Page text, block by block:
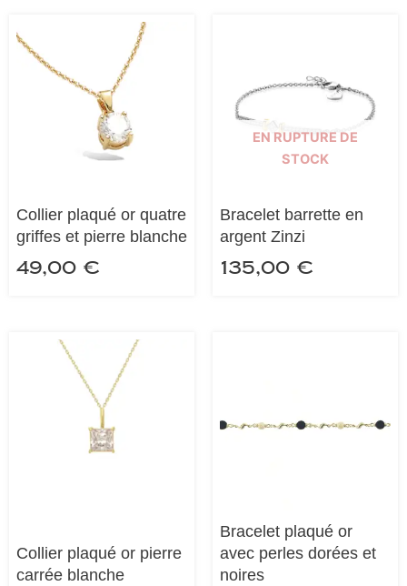
Collier plaqué or quatre
griffes et pierre blanche
49,00 €
EN RUPTURE DE
STOCK
Bracelet barrette en
argent Zinzi
135,00 €
Collier plaqué or pierre
carrée blanche
Bracelet plaqué or
avec perles dorées et
noires